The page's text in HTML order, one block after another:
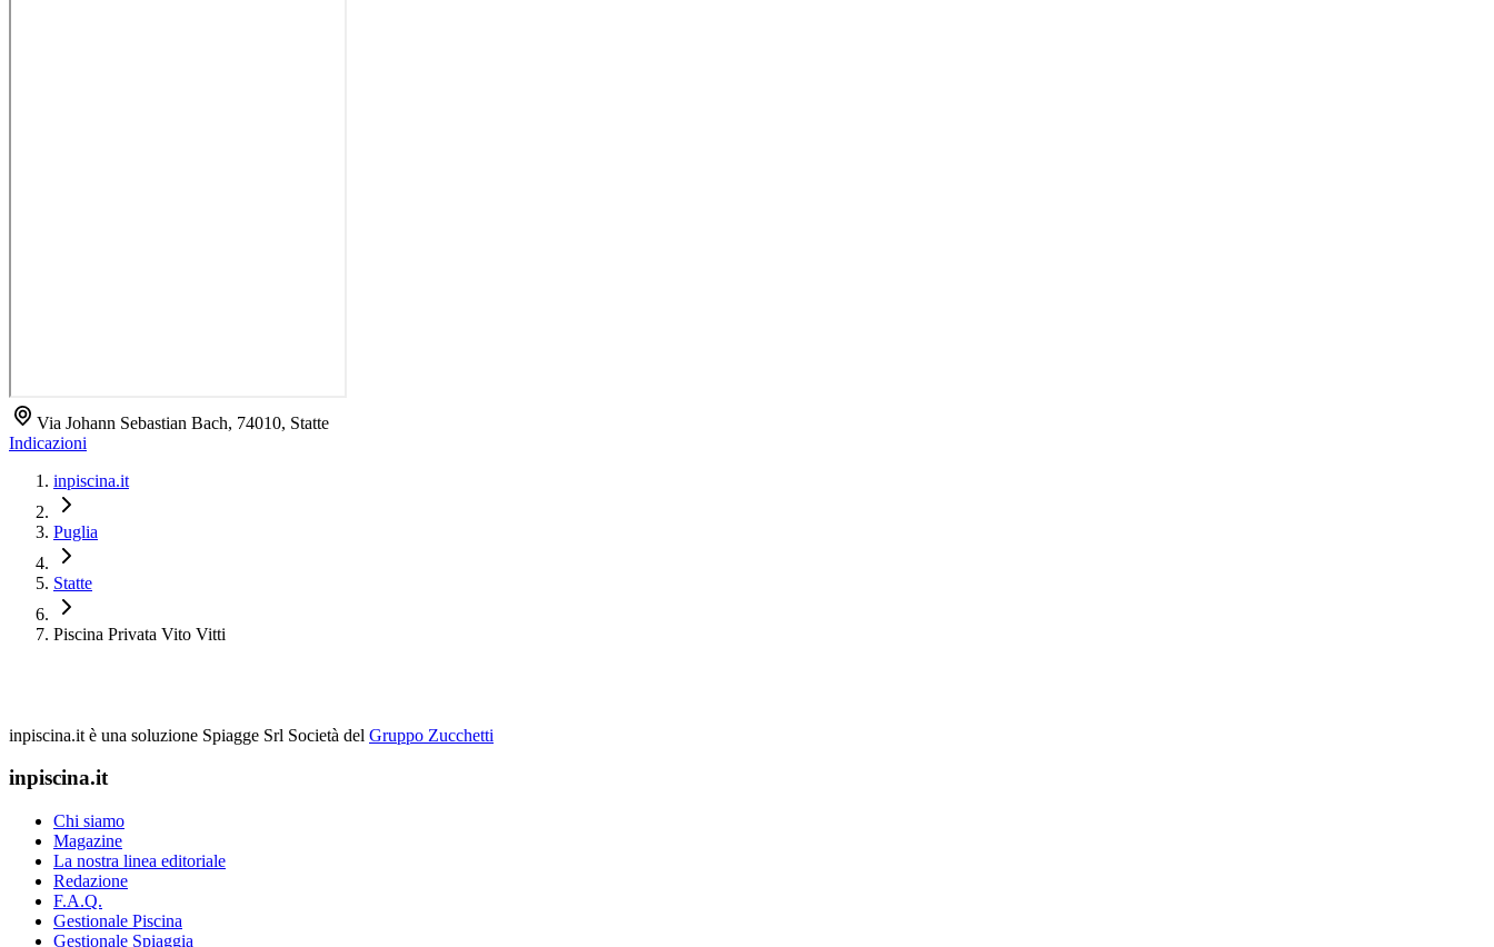
Via Johann Sebastian Bach, 74010, Statte
Indicazioni
inpiscina.it
Puglia
Statte
Piscina Privata Vito Vitti
inpiscina.it è una soluzione Spiagge Srl Società del Gruppo Zucchetti
inpiscina.it
Chi siamo
Magazine
La nostra linea editoriale
Redazione
F.A.Q.
Gestionale Piscina
Gestionale Spiaggia